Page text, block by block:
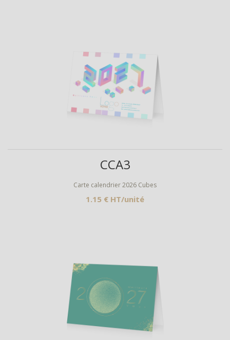
CCA3
Carte calendrier 2026 Cubes
1.15 € HT/unité